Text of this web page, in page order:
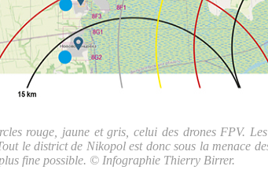
rouge, jaune et gris, celui des drones FPV.
le district de Nikopol est donc sous la menace
fine possible. © Infographie Thierry Birrer.